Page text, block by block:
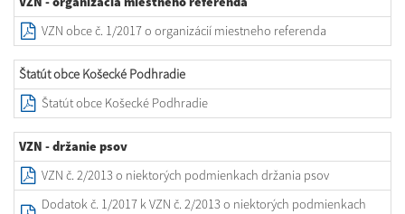
VZN obce č. 1/2017 o organizácií miestneho referenda
Štatút obce Košecké Podhradie
Štatút obce Košecké Podhradie
VZN - držanie psov
VZN č. 2/2013 o niektorých podmienkach držania psov
Dodatok č. 1/2017 k VZN č. 2/2013 o niektorých podmienkach